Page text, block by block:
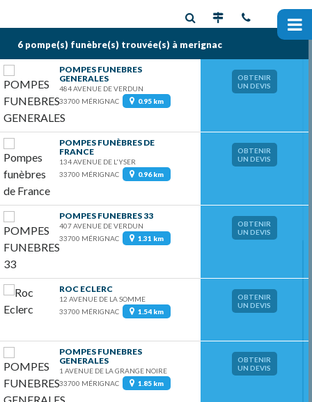
6 pompe(s) funèbre(s) trouvée(s) à merignac
POMPES FUNEBRES
GENERALES
484 AVENUE DE VERDUN
33700 MÉRIGNAC
0.95 km
OBTENIR
UN DEVIS
POMPES FUNÈBRES DE
FRANCE
134 AVENUE DE L'YSER
33700 MÉRIGNAC
0.96 km
OBTENIR
UN DEVIS
POMPES FUNEBRES 33
407 AVENUE DE VERDUN
33700 MÉRIGNAC
1.31 km
OBTENIR
UN DEVIS
ROC ECLERC
12 AVENUE DE LA SOMME
33700 MÉRIGNAC
1.54 km
OBTENIR
UN DEVIS
POMPES FUNEBRES
GENERALES
1 AVENUE DE LA GRANGE NOIRE
33700 MÉRIGNAC
1.85 km
OBTENIR
UN DEVIS